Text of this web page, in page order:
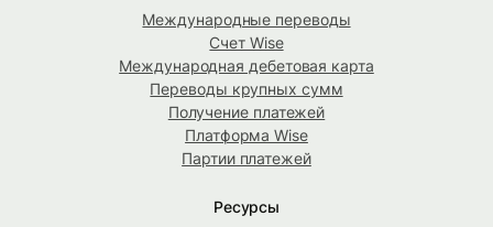
Международные переводы
Счет Wise
Международная дебетовая карта
Переводы крупных сумм
Получение платежей
Платформа Wise
Партии платежей
Ресурсы